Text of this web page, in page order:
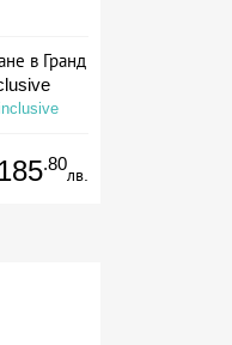
в Гранд
.80
лв.